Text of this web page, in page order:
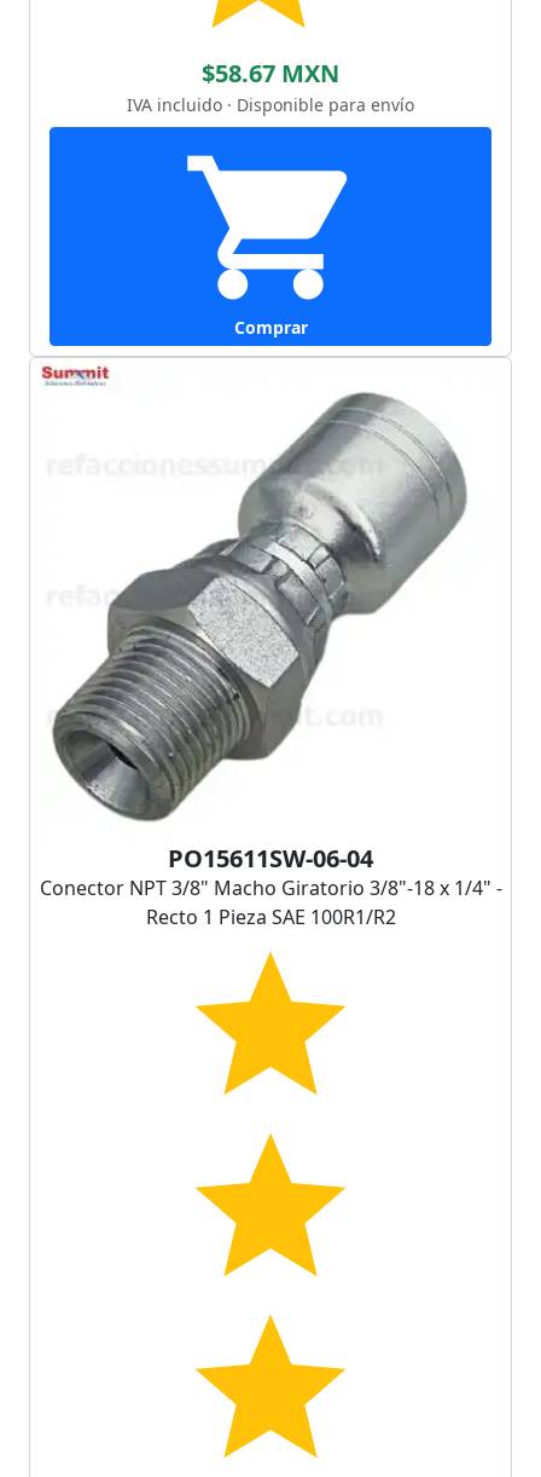
$58.67 MXN
IVA incluido · Disponible para envío
Comprar
PO15611SW-06-04
Conector NPT 3/8" Macho Giratorio 3/8"-18 x 1/4" -
Recto 1 Pieza SAE 100R1/R2